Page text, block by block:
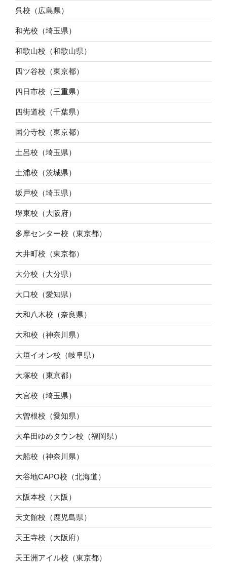
呉校（広島県）
和光校（埼玉県）
和歌山校（和歌山県）
四ツ谷校（東京都）
四日市校（三重県）
四街道校（千葉県）
国分寺校（東京都）
土呂校（埼玉県）
土浦校（茨城県）
坂戸校（埼玉県）
堺東校（大阪府）
多摩センター校（東京都）
大井町校（東京都）
大分校（大分県）
大口校（愛知県）
大和八木校（奈良県）
大和校（神奈川県）
大垣イオン校（岐阜県）
大塚校（東京都）
大宮校（埼玉県）
大曽根校（愛知県）
大牟田ゆめタウン校（福岡県）
大船校（神奈川県）
大谷地CAPO校（北海道）
大阪本校（大阪）
天文館校（鹿児島県）
天王寺校（大阪府）
天王洲アイル校（東京都）